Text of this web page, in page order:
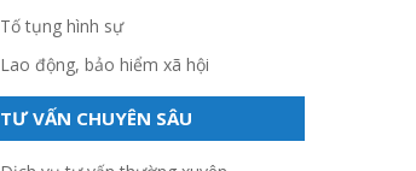
Tố tụng hình sự
Lao động, bảo hiểm xã hội
TƯ VẤN CHUYÊN SÂU